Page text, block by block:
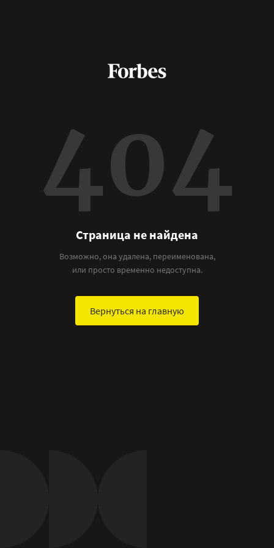
404
Страница не найдена
Возможно, она удалена, переименована,
или просто временно недоступна.
Вернуться на главную